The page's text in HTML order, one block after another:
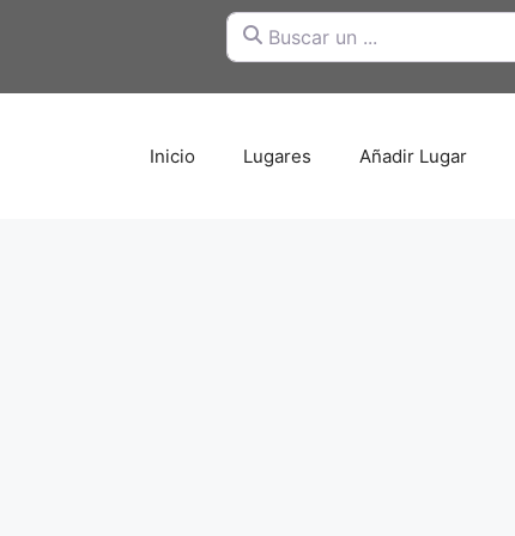
Buscar un ...
Inicio Lugares Añadir Lugar